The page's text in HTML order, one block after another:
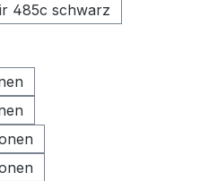
485c schwarz